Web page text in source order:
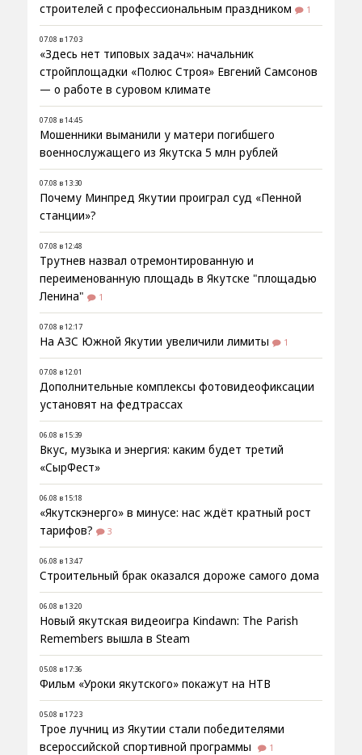
строителей с профессиональным праздником
1
07.08 в 17:03
«Здесь нет типовых задач»: начальник
стройплощадки «Полюс Строя» Евгений Самсонов
— о работе в суровом климате
07.08 в 14:45
Мошенники выманили у матери погибшего
военнослужащего из Якутска 5 млн рублей
07.08 в 13:30
Почему Минпред Якутии проиграл суд «Пенной
станции»?
07.08 в 12:48
Трутнев назвал отремонтированную и
переименованную площадь в Якутске "площадью
Ленина"
1
07.08 в 12:17
На АЗС Южной Якутии увеличили лимиты 1
07.08 в 12:01
Дополнительные комплексы фотовидеофиксации
установят на федтрассах
06.08 в 15:39
Вкус, музыка и энергия: каким будет третий
«СырФест»
06.08 в 15:18
«Якутскэнерго» в минусе: нас ждёт кратный рост
тарифов?
3
06.08 в 13:47
Строительный брак оказался дороже самого дома
06.08 в 13:20
Новый якутская видеоигра Kindawn: The Parish
Remembers вышла в Steam
05.08 в 17:36
Фильм «Уроки якутского» покажут на НТВ
05.08 в 17:23
Трое лучниц из Якутии стали победителями
всероссийской спортивной программы
1